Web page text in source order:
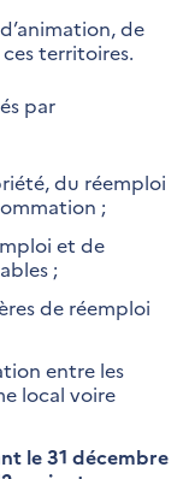
de
territoires.
par
du réemploi
;
et de
;
de réemploi
entre les
local voire
le 31 décembre